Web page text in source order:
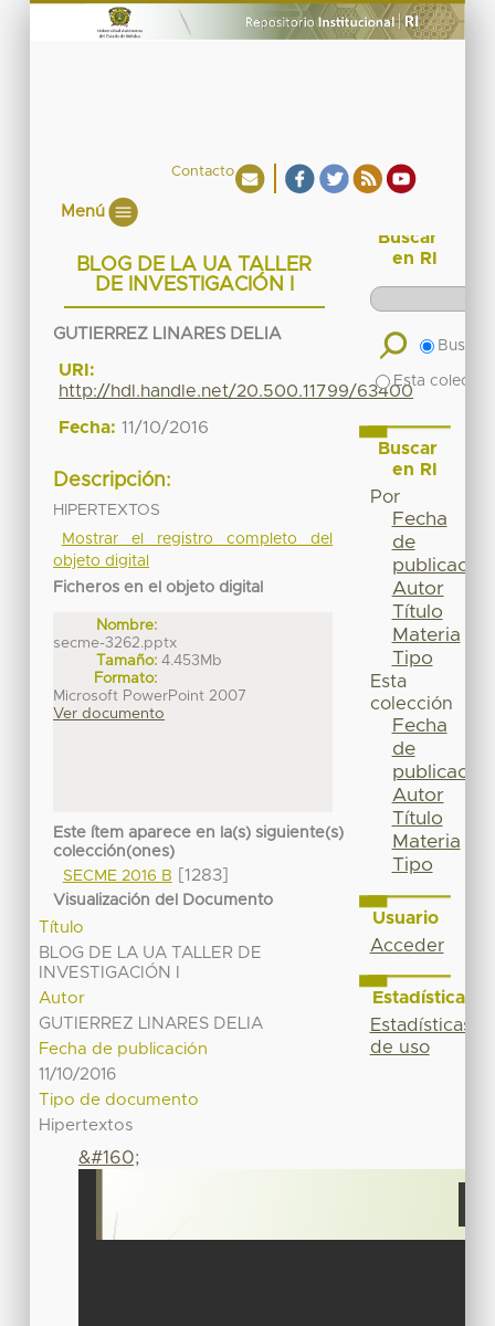
Contacto
Menú
BLOG DE LA UA TALLER
DE INVESTIGACIÓN I
GUTIERREZ LINARES DELIA
URI:
http://hdl.handle.net/20.500.11799/63400
Fecha: 11/10/2016
Descripción:
HIPERTEXTOS
Mostrar el registro completo del
objeto digital
Ficheros en el objeto digital
Nombre:
secme-3262.pptx
Tamaño: 4.453Mb
Formato:
Microsoft PowerPoint 2007
Ver documento
Este ítem aparece en la(s) siguiente(s)
colección(ones)
SECME 2016 B
[1283]
Visualización del Documento
Título
BLOG DE LA UA TALLER DE
INVESTIGACIÓN I
Autor
GUTIERREZ LINARES DELIA
Fecha de publicación
11/10/2016
Tipo de documento
Hipertextos
&#160;
Buscar
en RI
Buscar
Esta
Buscar
en RI
Por
Fecha
de
publicación
Autor
Título
Materia
Tipo
Esta
colección
Fecha
de
publicación
Autor
Título
Materia
Tipo
Usuario
Acceder
Estadísticas
Estadísticas
de uso